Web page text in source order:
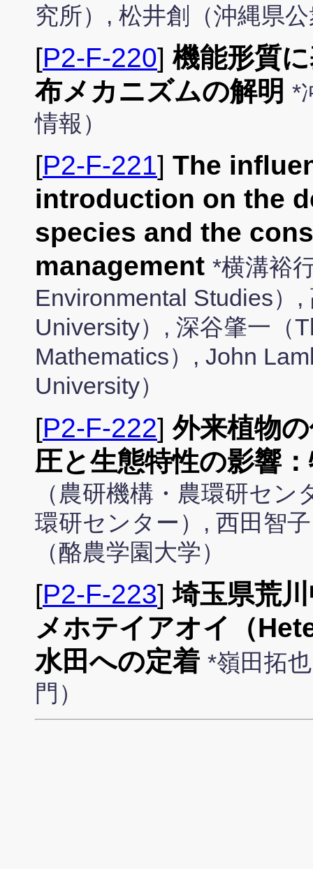
究所）, 松井創（沖縄県
[P2-F-220]機能形質
布メカニズムの解明 *
情報）
[P2-F-221] The
introduction on the
species and the
management *横溝裕
Environmental Studies）
University）, 深谷肇一（
Mathematics）, John
University）
[P2-F-222]外来植物
圧と生態特性の影響
（農研機構・農環研セ
環研センター）, 西田智
（酪農学園大学）
[P2-F-223]埼玉県荒
メホテイアオイ（
水田への定着 *嶺田拓
門）